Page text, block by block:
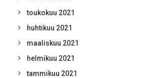
toukokuu 2021
huhtikuu 2021
maaliskuu 2021
helmikuu 2021
tammikuu 2021